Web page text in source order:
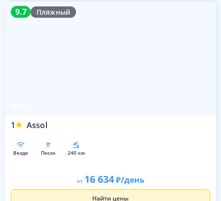
9.7 Пляжный
1 Assol
9.7
везде песок 240 км
от 16 634 /день
Найти цены